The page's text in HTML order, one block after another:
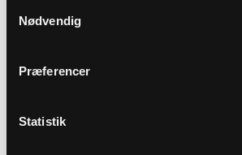
Nødvendig
Præferencer
Statistik
Personregistrering,